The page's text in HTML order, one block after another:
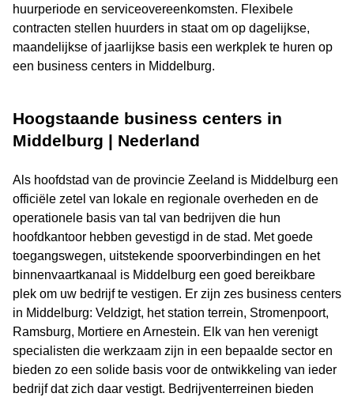
huurperiode en serviceovereenkomsten. Flexibele
contracten stellen huurders in staat om op dagelijkse,
maandelijkse of jaarlijkse basis een werkplek te huren op
een business centers in Middelburg.
Hoogstaande business centers in
Middelburg | Nederland
Als hoofdstad van de provincie Zeeland is Middelburg een
officiële zetel van lokale en regionale overheden en de
operationele basis van tal van bedrijven die hun
hoofdkantoor hebben gevestigd in de stad. Met goede
toegangswegen, uitstekende spoorverbindingen en het
binnenvaartkanaal is Middelburg een goed bereikbare
plek om uw bedrijf te vestigen. Er zijn zes business centers
in Middelburg: Veldzigt, het station terrein, Stromenpoort,
Ramsburg, Mortiere en Arnestein. Elk van hen verenigt
specialisten die werkzaam zijn in een bepaalde sector en
bieden zo een solide basis voor de ontwikkeling van ieder
bedrijf dat zich daar vestigt. Bedrijventerreinen bieden